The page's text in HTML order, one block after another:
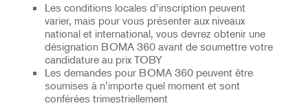
Les conditions locales d’inscription peuvent
varier, mais pour vous présenter aux niveaux
national et international, vous devrez obtenir une
désignation BOMA 360 avant de soumettre votre
candidature au prix TOBY
Les demandes pour BOMA 360 peuvent être
soumises à n’importe quel moment et sont
conférées trimestriellement